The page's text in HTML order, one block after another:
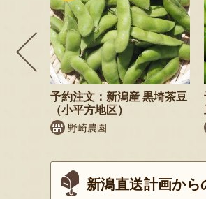
予約注文：新潟産 黒埼茶豆
（小平方地区）
野崎農園
新潟直送計画から